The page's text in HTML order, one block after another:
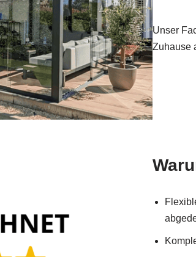
Unser
Zuhause